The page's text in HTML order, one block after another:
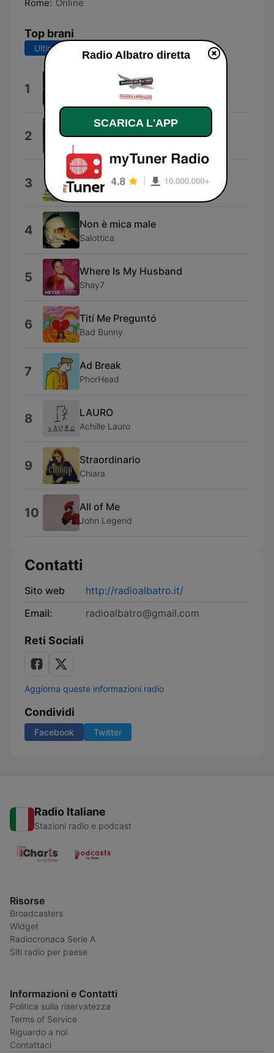
Rome: Online
Top brani
Ultimi 7 giorni
1 LA CURA PER ME
2 EoO
3 Dai dai che ce la fai
Coro Bimbofestival
4 Non è mica male
Salottica
5 Where Is My Husband
Shay7
6 Tití Me Preguntó
Bad Bunny
7 Ad Break
PhorHead
8 LAURO
Achille Lauro
9 Straordinario
Chiara
10 All of Me
John Legend
Contatti
Sito web
http://radioalbatro.it/
Email:
radioalbatro@gmail.com
Reti Sociali
Aggiorna queste informazioni radio
Condividi
Facebook Twitter
Radio Italiane
Stazioni radio e podcast
Risorse
Broadcasters
Widget
Radiocronaca Serie A
Siti radio per paese
Informazioni e Contatti
Politica sulla riservatezza
Terms of Service
Riguardo a noi
Contattaci
Radio Albatro diretta
SCARICA L'APP